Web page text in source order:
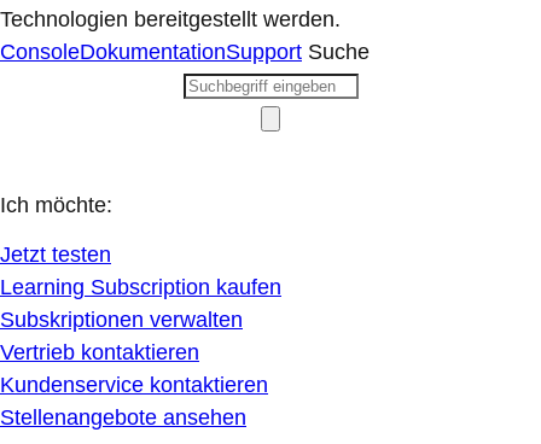
Technologien bereitgestellt werden.
ConsoleDokumentationSupport Suche
Ich möchte:
Jetzt testen
Learning Subscription kaufen
Subskriptionen verwalten
Vertrieb kontaktieren
Kundenservice kontaktieren
Stellenangebote ansehen